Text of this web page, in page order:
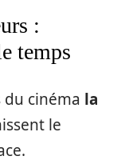
:
temps
du cinéma la
le